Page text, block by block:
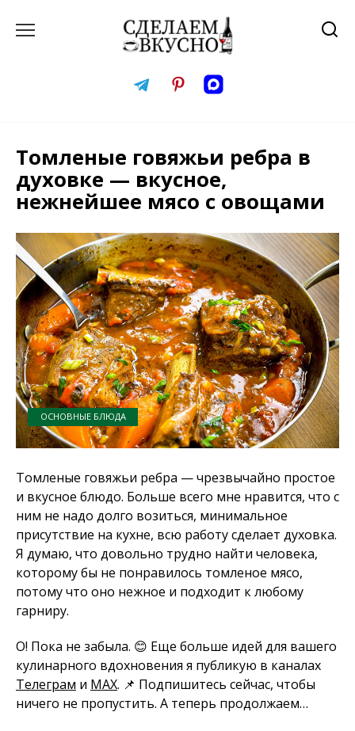
Томленые говяжьи ребра в
духовке — вкусное,
нежнейшее мясо с овощами
ОСНОВНЫЕ БЛЮДА
Томленые говяжьи ребра — чрезвычайно простое
и вкусное блюдо. Больше всего мне нравится, что с
ним не надо долго возиться, минимальное
присутствие на кухне, всю работу сделает духовка.
Я думаю, что довольно трудно найти человека,
которому бы не понравилось томленое мясо,
потому что оно нежное и подходит к любому
гарниру.
О! Пока не забыла. 😊 Еще больше идей для вашего
кулинарного вдохновения я публикую в каналах
Телеграм и MAX. 📌 Подпишитесь сейчас, чтобы
ничего не пропустить. А теперь продолжаем…